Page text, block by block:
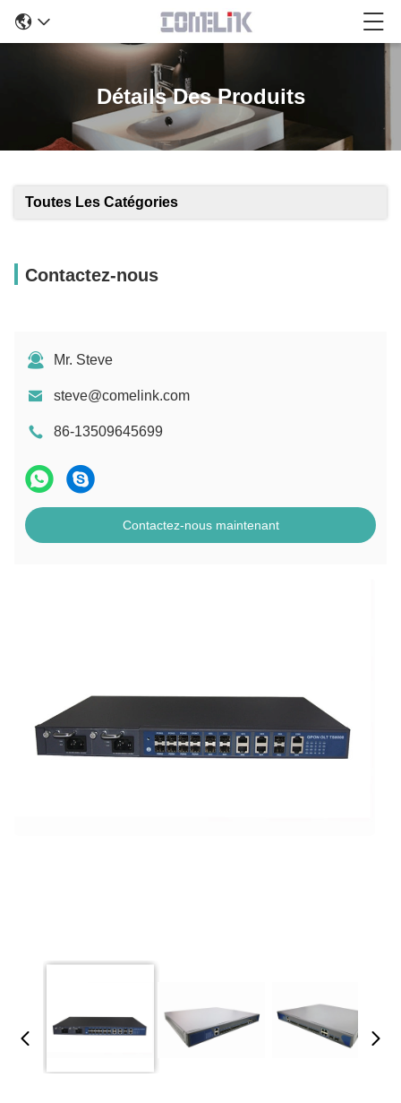
Détails Des Produits
Toutes Les Catégories
Contactez-nous
Mr. Steve
steve@comelink.com
86-13509645699
Contactez-nous maintenant